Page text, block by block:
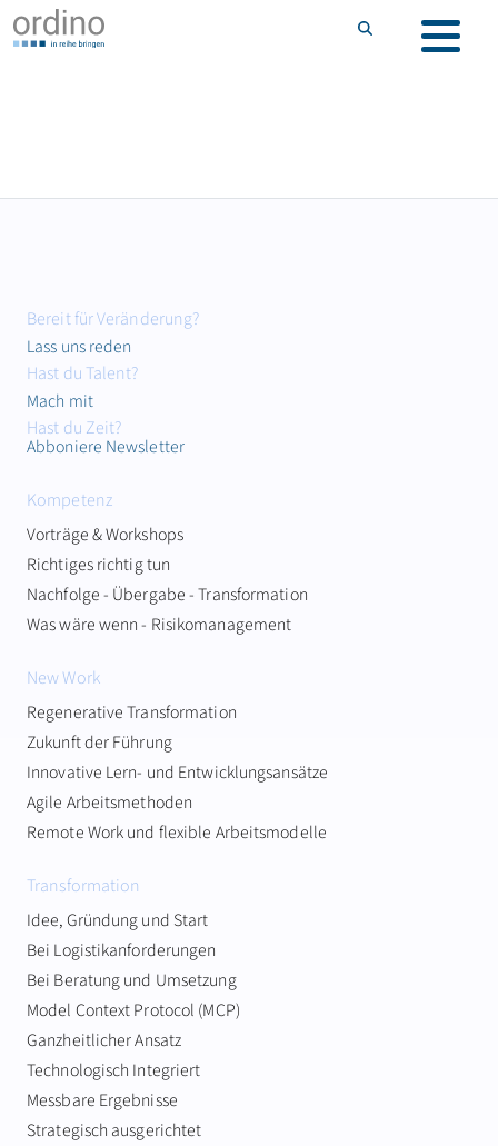
Bereit für Veränderung?
Lass uns reden
Hast du Talent?
Mach mit
Hast du Zeit?
Abboniere Newsletter
Kompetenz
Vorträge & Workshops
Richtiges richtig tun
Nachfolge - Übergabe - Transformation
Was wäre wenn - Risikomanagement
New Work
Regenerative Transformation
Zukunft der Führung
Innovative Lern- und Entwicklungsansätze
Agile Arbeitsmethoden
Remote Work und flexible Arbeitsmodelle
Transformation
Idee, Gründung und Start
Bei Logistikanforderungen
Bei Beratung und Umsetzung
Model Context Protocol (MCP)
Ganzheitlicher Ansatz
Technologisch Integriert
Messbare Ergebnisse
Strategisch ausgerichtet